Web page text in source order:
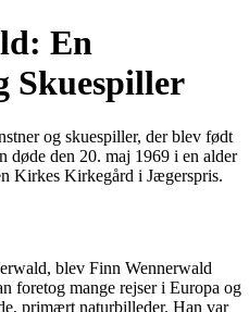
En
Skuespiller
og skuespiller, der blev født
døde den 20. maj 1969 i en alder
Kirkes Kirkegård i Jægerspris.
blev Finn Wennerwald
foretog mange rejser i Europa og
primært naturbilleder. Han var